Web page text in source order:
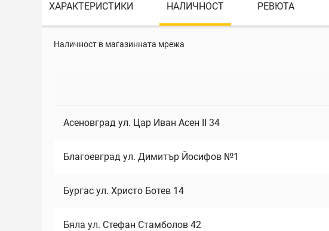
ХАРАКТЕРИСТИКИ НАЛИЧНОСТ РЕВЮТА
Наличност в магазинната мрежа
Асеновград ул. Цар Иван Асен II 34
Благоевград ул. Димитър Йосифов №1
Бургас ул. Христо Ботев 14
Бяла ул. Стефан Стамболов 42